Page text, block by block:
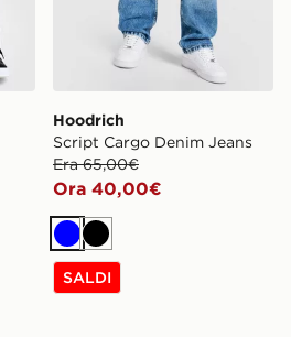
Hoodrich
Script Cargo Denim Jeans
Era 65,00€
Ora 40,00€
BluNero
SALDI